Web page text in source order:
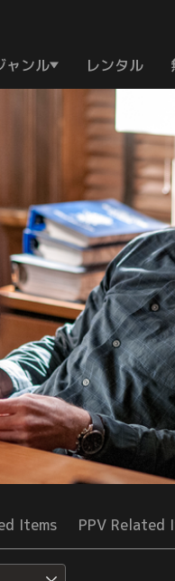
ャンル レンタル
Items PPV Related